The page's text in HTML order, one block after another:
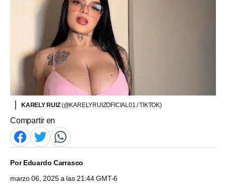
KARELY RUIZ(@KARELYRUIZOFICIAL01 / TIKTOK)
Compartir en
PorEduardo Carrasco
marzo 06, 2025 a las 21:44 GMT-6